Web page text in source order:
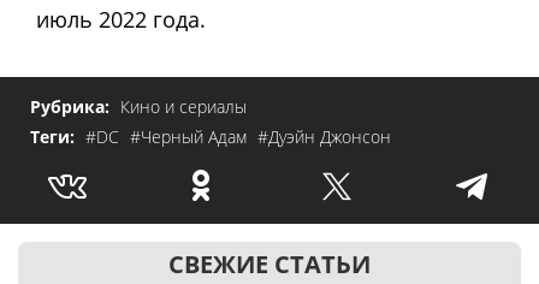
июль 2022 года.
Рубрика: Кино и сериалы
Теги: #DC #Черный Адам #Дуэйн Джонсон
СВЕЖИЕ СТАТЬИ